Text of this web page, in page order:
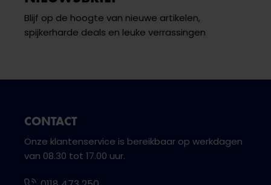
Blijf op de hoogte van nieuwe artikelen,
spijkerharde deals en leuke verrassingen
CONTACT
Onze klantenservice is bereikbaar op werkdagen
van 08.30 tot 17.00 uur.